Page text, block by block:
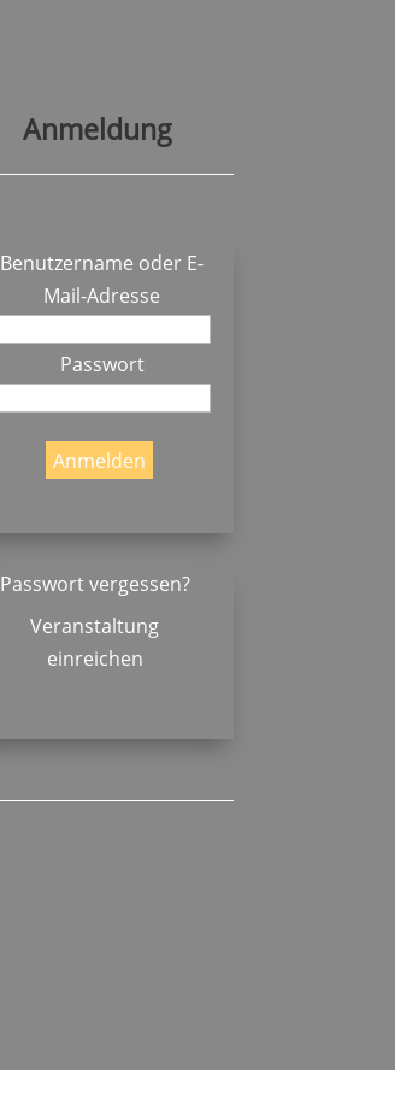
Anmeldung
Benutzername oder E-
Mail-Adresse
Passwort
Passwort vergessen?
Veranstaltung
einreichen